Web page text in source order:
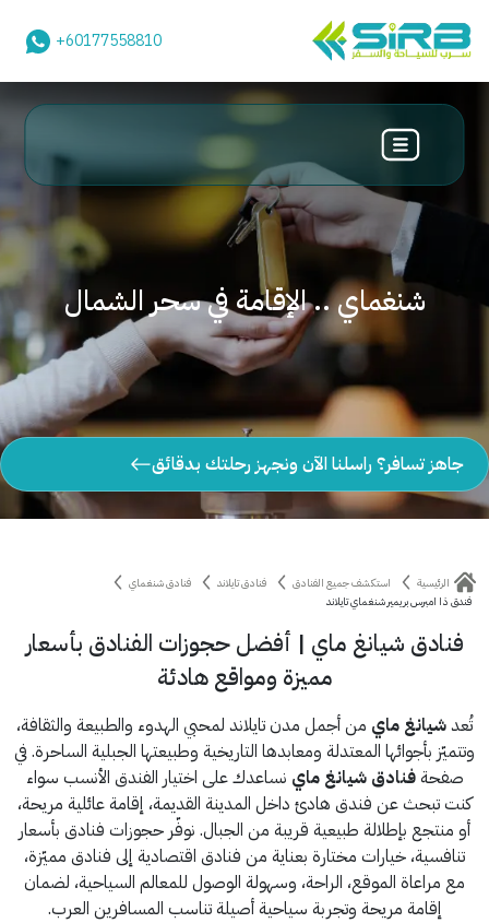
+60177558810
شنغماي .. الإقامة في سحر الشمال
جاهز تسافر؟ راسلنا الآن ونجهز رحلتك بدقائق
الرئيسية استكشف جميع الفنادق فنادق تايلاند
فنادق شنغماي
فندق ذا امبرس بريمير شنغماي تايلاند
فنادق شيانغ ماي | أفضل حجوزات الفنادق بأسعار
مميزة ومواقع هادئة
تُعدشيانغ ماي من أجمل مدن تايلاند لمحبي الهدوء والطبيعة والثقافة،
وتتميّز بأجوائها المعتدلة ومعابدها التاريخية وطبيعتها الجبلية الساحرة. في
صفحةفنادق شيانغ ماي نساعدك على اختيار الفندق الأنسب سواء
كنت تبحث عن فندق هادئ داخل المدينة القديمة، إقامة عائلية مريحة،
أو منتجع بإطلالة طبيعية قريبة من الجبال. نوفّر حجوزات فنادق بأسعار
تنافسية، خيارات مختارة بعناية من فنادق اقتصادية إلى فنادق مميّزة،
مع مراعاة الموقع، الراحة، وسهولة الوصول للمعالم السياحية، لضمان
إقامة مريحة وتجربة سياحية أصيلة تناسب المسافرين العرب.